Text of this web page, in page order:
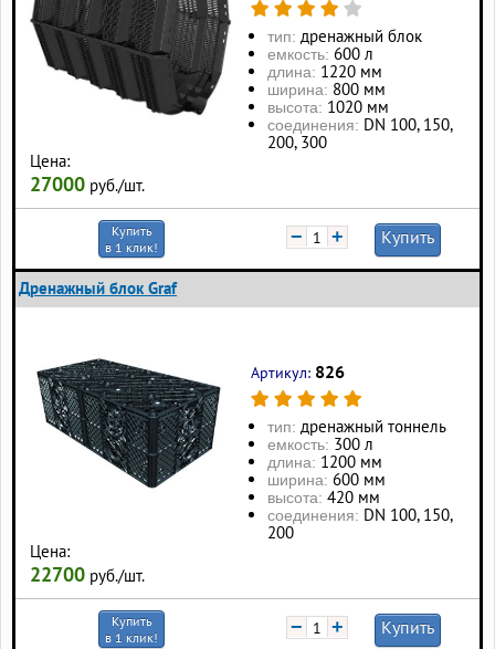
Цена:
27000 руб./шт.
тип: дренажный блок
eмкость: 600 л
длина: 1220 мм
ширина: 800 мм
высота: 1020 мм
соединения: DN 100, 150,
200, 300
Купить
в 1 клик!
− + Купить
Дренажный блок Graf
Цена:
22700 руб./шт.
Артикул: 826
тип: дренажный тоннель
eмкость: 300 л
длина: 1200 мм
ширина: 600 мм
высота: 420 мм
соединения: DN 100, 150,
200
Купить
в 1 клик!
− + Купить